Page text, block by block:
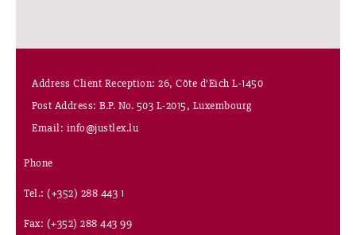
Address Client Reception: 26, Côte d’Eich L-1450
Post Address: B.P. No. 503 L-2015, Luxembourg
Email: info@justlex.lu
Phone
Tel.: (+352) 288 443 1
Fax: (+352) 288 443 99